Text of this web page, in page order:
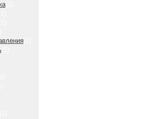
(1)
(1)
(1)